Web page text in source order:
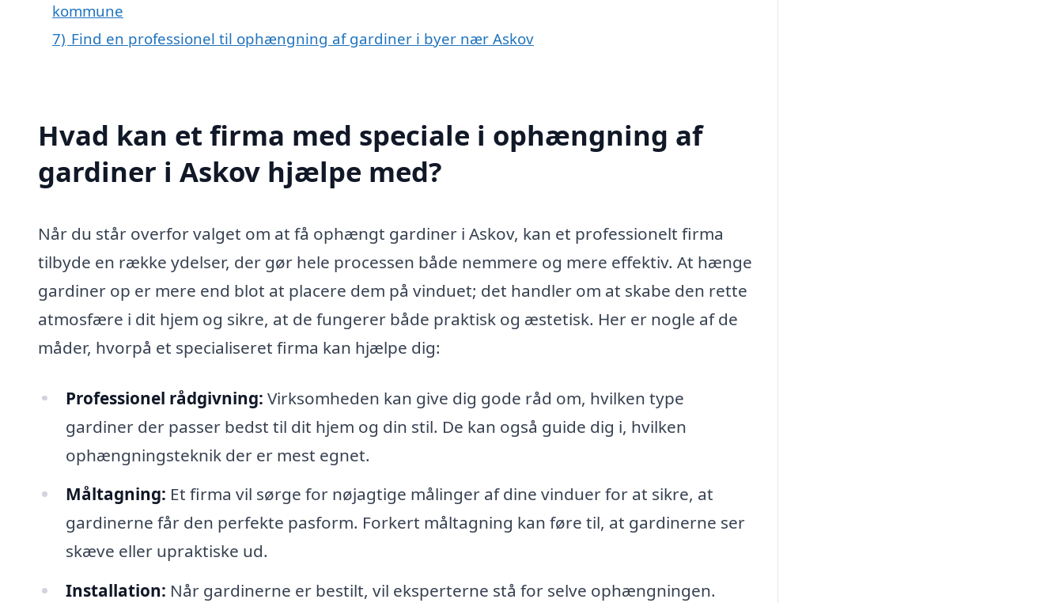
kommune
7) Find en professionel til ophængning af gardiner i byer nær Askov
Hvad kan et firma med speciale i ophængning af
gardiner i Askov hjælpe med?
Når du står overfor valget om at få ophængt gardiner i Askov, kan et professionelt firma
tilbyde en række ydelser, der gør hele processen både nemmere og mere effektiv. At hænge
gardiner op er mere end blot at placere dem på vinduet; det handler om at skabe den rette
atmosfære i dit hjem og sikre, at de fungerer både praktisk og æstetisk. Her er nogle af de
måder, hvorpå et specialiseret firma kan hjælpe dig:
Professionel rådgivning: Virksomheden kan give dig gode råd om, hvilken type
gardiner der passer bedst til dit hjem og din stil. De kan også guide dig i, hvilken
ophængningsteknik der er mest egnet.
Måltagning: Et firma vil sørge for nøjagtige målinger af dine vinduer for at sikre, at
gardinerne får den perfekte pasform. Forkert måltagning kan føre til, at gardinerne ser
skæve eller upraktiske ud.
Installation: Når gardinerne er bestilt, vil eksperterne stå for selve ophængningen.